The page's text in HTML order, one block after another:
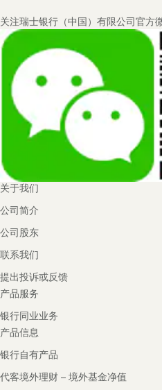
Footer
Navigation
关注瑞士银行（中国）有限公司官方
关于我们
公司简介
公司股东
联系我们
提出投诉或反馈
产品服务
银行同业业务
产品信息
银行自有产品
代客境外理财 – 境外基金净值